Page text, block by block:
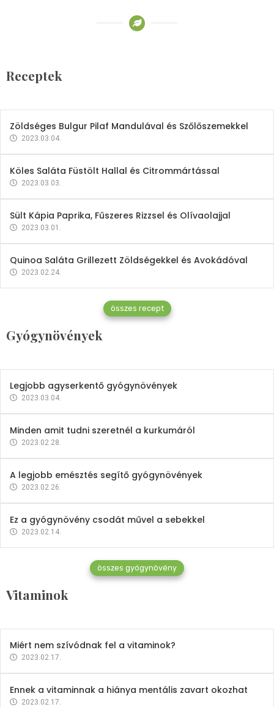
Receptek
2023.03.06.
Zöldséges Bulgur Pilaf Mandulával és Szőlőszemekkel
2023.03.04.
Köles Saláta Füstölt Hallal és Citrommártással
2023.03.03.
Sült Kápia Paprika, Fűszeres Rizzsel és Olívaolajjal
2023.03.01.
Quinoa Saláta Grillezett Zöldségekkel és Avokádóval
2023.02.24.
összes recept
Gyógynövények
Gyógynövények
Mindent a petrezselyemről
2023.12.21.
Legjobb agyserkentő gyógynövények
2023.03.04.
Minden amit tudni szeretnél a kurkumáról
2023.02.28.
A legjobb emésztés segítő gyógynövények
2023.02.26.
Ez a gyógynövény csodát művel a sebekkel
2023.02.14.
összes gyógynövény
Vitaminok
Vitaminok
Mindent a B-12 vitaminról
2023.02.27.
Miért nem szívódnak fel a vitaminok?
2023.02.17.
Ennek a vitaminnak a hiánya mentális zavart okozhat
2023.02.17.